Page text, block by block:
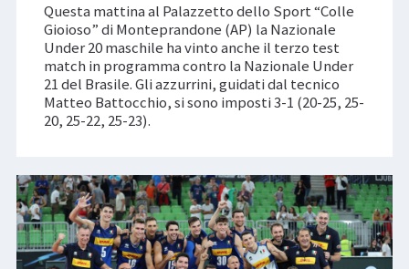
Questa mattina al Palazzetto dello Sport “Colle
Gioioso” di Monteprandone (AP) la Nazionale
Under 20 maschile ha vinto anche il terzo test
match in programma contro la Nazionale Under
21 del Brasile. Gli azzurrini, guidati dal tecnico
Matteo Battocchio, si sono imposti 3-1 (20-25, 25-
20, 25-22, 25-23).